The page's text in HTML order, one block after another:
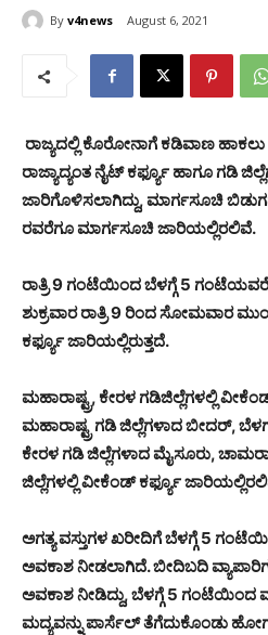
By v4news August 6, 2021
ರಾಜ್ಯದಲ್ಲಿ ಕೊರೋನಾಗೆ ಕಡಿವಾಣ ಹಾಕಲು
ರಾಜ್ಯಾದ್ಯಂತ ನೈಟ್ ಕರ್ಫ್ಯೂ ಹಾಗೂ ಗಡಿ
ಜಾರಿಗೊಳಿಸಲಾಗಿದ್ದು, ಮಾರ್ಗಸೂಚಿ
ರವರೆಗೂ ಮಾರ್ಗಸೂಚಿ ಜಾರಿಯಲ್ಲಿರಲಿವೆ.
ರಾತ್ರಿ 9 ಗಂಟೆಯಿಂದ ಬೆಳಗ್ಗೆ 5
ಶುಕ್ರವಾರ ರಾತ್ರಿ 9 ರಿಂದ ಸೋಮವಾರ
ಕರ್ಫ್ಯೂ ಜಾರಿಯಲ್ಲಿರುತ್ತದೆ.
ಮಹಾರಾಷ್ಟ್ರ, ಕೇರಳ ಗಡಿಜಿಲ್ಲೆಗಳಲ್ಲಿ
ಮಹಾರಾಷ್ಟ್ರ ಗಡಿ ಜಿಲ್ಲೆಗಳಾದ ಬೀದರ್,
ಕೇರಳ ಗಡಿ ಜಿಲ್ಲೆಗಳಾದ ಮೈಸೂರು,
ಜಿಲ್ಲೆಗಳಲ್ಲಿ ವೀಕೆಂಡ್ ಕರ್ಫ್ಯೂ
ಅಗತ್ಯ ವಸ್ತುಗಳ ಖರೀದಿಗೆ ಬೆಳಗ್ಗೆ 5
ಅವಕಾಶ ನೀಡಲಾಗಿದೆ. ಬೀದಿಬದಿ
ಅವಕಾಶ ನೀಡಿದ್ದು, ಬೆಳಗ್ಗೆ 5 ಗಂಟೆಯಿಂದ
ಮದ್ಯವನ್ನು ಪಾರ್ಸೆಲ್ ತೆಗೆದುಕೊಂಡು